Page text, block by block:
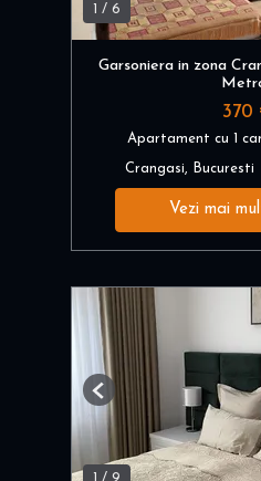
1 / 6
Garsoniera in zona
370
Apartament cu 1
Crangasi, Bucuresti
Vezi mai
Previous